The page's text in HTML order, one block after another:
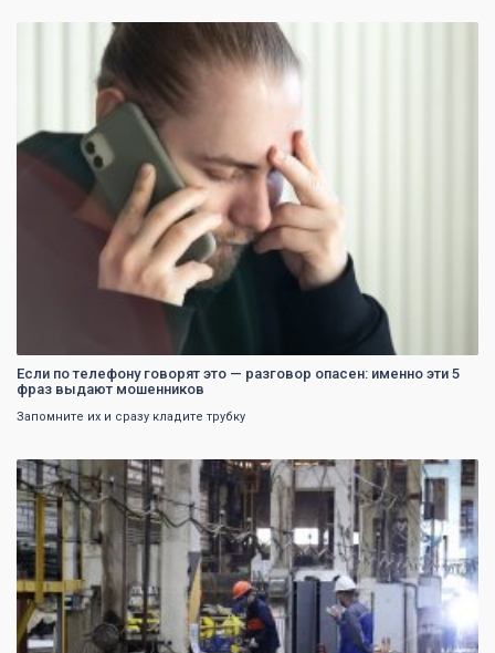
Если по телефону говорят это — разговор опасен: именно эти 5
фраз выдают мошенников
Запомните их и сразу кладите трубку